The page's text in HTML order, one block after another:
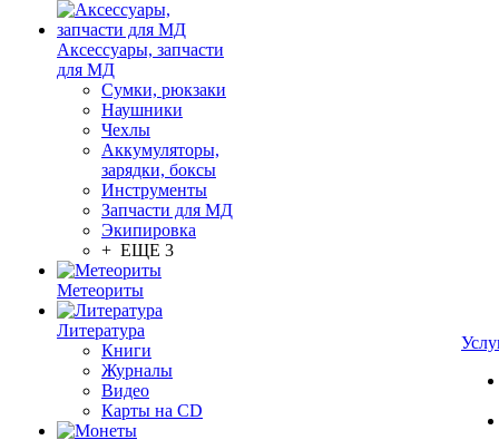
Аксессуары, запчасти
для МД
Сумки, рюкзаки
Наушники
Чехлы
Аккумуляторы,
зарядки, боксы
Инструменты
Запчасти для МД
Экипировка
+ ЕЩЕ 3
Метеориты
Литература
Книги
Журналы
Видео
Карты на CD